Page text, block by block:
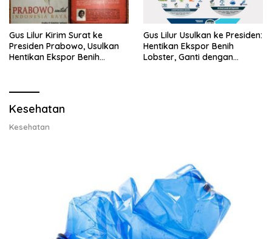
Gus Lilur Kirim Surat ke
Presiden Prabowo, Usulkan
Hentikan Ekspor Benih
Gus Lilur Usulkan ke Presiden:
Hentikan Ekspor Benih
Lobster, Ganti dengan
Kesehatan
Kesehatan